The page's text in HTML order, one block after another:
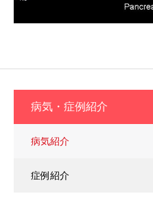
病気・症例紹介
病気紹介
症例紹介